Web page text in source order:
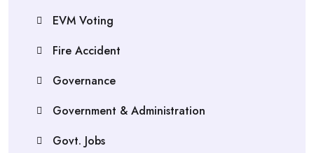
EVM Voting
Fire Accident
Governance
Government & Administration
Govt. Jobs